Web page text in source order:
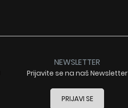
NEWSLETTER
Prijavite se na naš Newsletter
PRIJAVI SE